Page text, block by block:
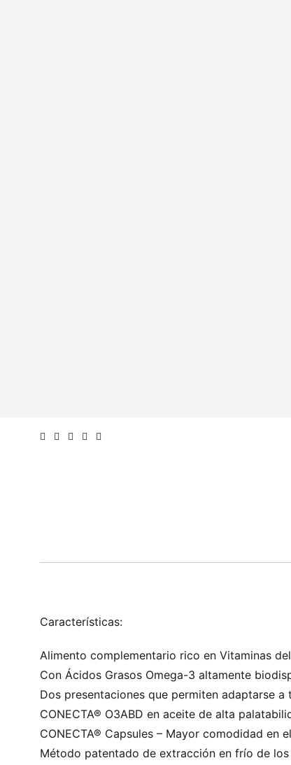
Características:
Alimento complementario rico en Vitaminas
Con Ácidos Grasos Omega-3 altamente
Dos presentaciones que permiten adaptarse a
CONECTA® O3ABD en aceite de alta
CONECTA® Capsules – Mayor comodidad en
Método patentado de extracción en frío de